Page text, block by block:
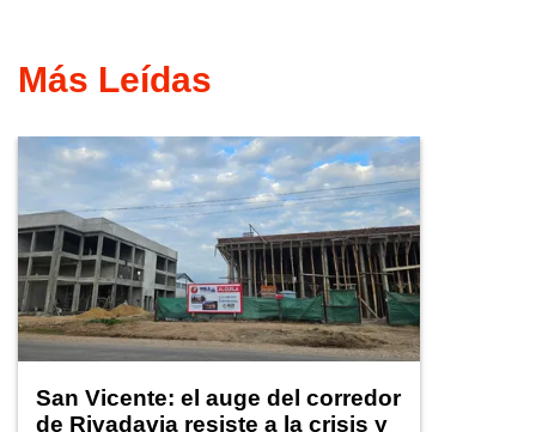
Más Leídas
San Vicente: el auge del corredor
de Rivadavia resiste a la crisis y